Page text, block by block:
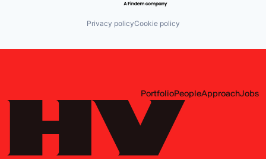
Privacy policyCookie policy
PortfolioPeopleApproachJobs